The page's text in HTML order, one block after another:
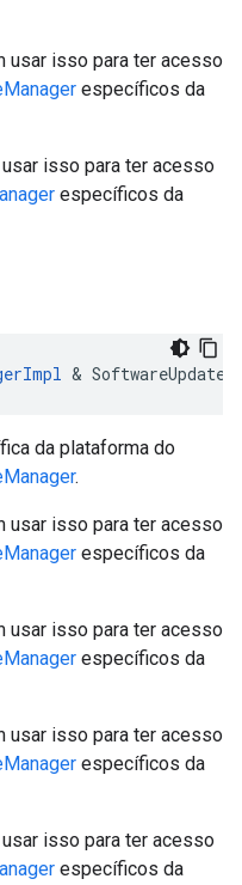
usar isso para ter acesso
específicos da
isso para ter acesso
específicos da
&
da plataforma do
.
usar isso para ter acesso
específicos da
usar isso para ter acesso
específicos da
usar isso para ter acesso
específicos da
isso para ter acesso
específicos da